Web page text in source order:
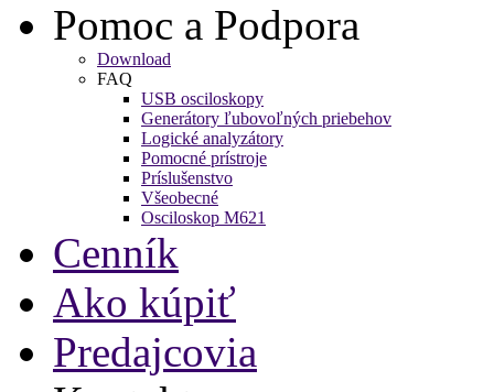
Pomoc a Podpora
Download
FAQ
USB osciloskopy
Generátory ľubovoľných priebehov
Logické analyzátory
Pomocné prístroje
Príslušenstvo
Všeobecné
Osciloskop M621
Cenník
Ako kúpiť
Predajcovia